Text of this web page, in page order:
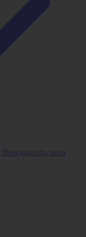
Передзвоніть мені